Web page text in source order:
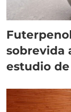
sobrevida
estudio